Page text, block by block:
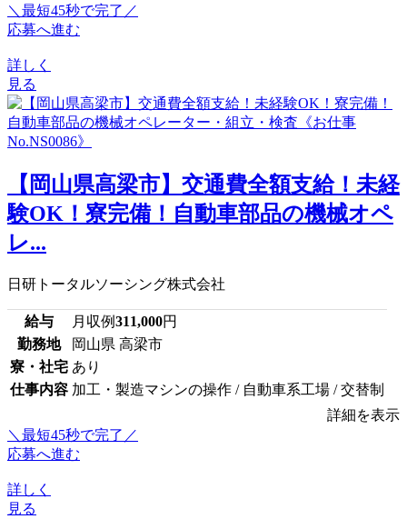
＼最短45秒で完了／
応募へ進む
詳しく
見る
【岡山県高梁市】交通費全額支給！未経
験OK！寮完備！自動車部品の機械オペ
レ...
日研トータルソーシング株式会社
給与 月収例311,000円
勤務地
岡山県 高梁市
寮・社宅 あり
仕事内容 加工・製造マシンの操作 / 自動車系工場 / 交替制
詳細を表示
＼最短45秒で完了／
応募へ進む
詳しく
見る